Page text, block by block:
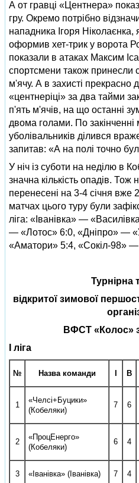
А от гравці «Центнера»
гру. Окремо потрібно
нападника Ігоря Ніколаєнка,
оформив хет-трик у ворота
показали в атаках Максим
спортсмени також принесли
м'ячу. А в захисті прекрасно
«центнеріці» за два тайми
п'ять м'ячів, на що останні
двома голами. По закінченні
уболівальників ділився
запитав: «А на полі точно
У ніч із суботи на неділю в
значна кількість опадів. Тож
перенесені на 3-4 січня вже
матчах цього туру були
ліга: «Іванівка» —
— «Лотос» 6:0, «Дніпро» —
«Аматори» 5:4, «Сокіл-98»
Турнірна
відкритої зимової
ВФСТ «Колос»
І ліга
№ Назва команди В
1
«Челсі+Буцики»
(Кобеляки)
7 6
2
«Проц­Енерго»
(Кобеляки)
6 4
3 «Іванівка» (Іванівка) 7 4